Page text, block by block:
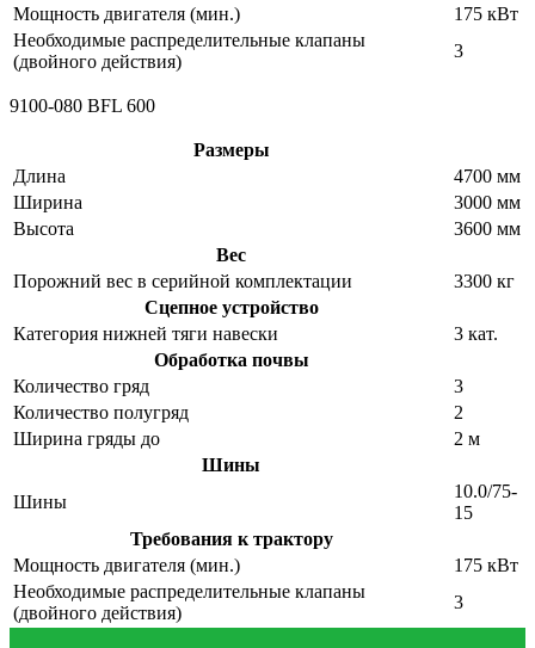
Мощность двигателя (мин.)
175 кВт
Необходимые распределительные клапаны
(двойного действия)
3
9100-080 BFL 600
Размеры
Длина
4700 мм
Ширина
3000 мм
Высота
3600 мм
Вес
Порожний вес в серийной комплектации
3300 кг
Сцепное устройство
Категория нижней тяги навески
3 кат.
Обработка почвы
Количество гряд
3
Количество полугряд
2
Ширина гряды до
2 м
Шины
Шины
10.0/75-
15
Требования к трактору
Мощность двигателя (мин.)
175 кВт
Необходимые распределительные клапаны
(двойного действия)
3